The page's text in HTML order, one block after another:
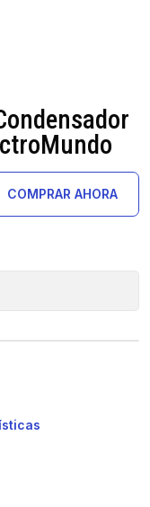
COMPRAR AHORA